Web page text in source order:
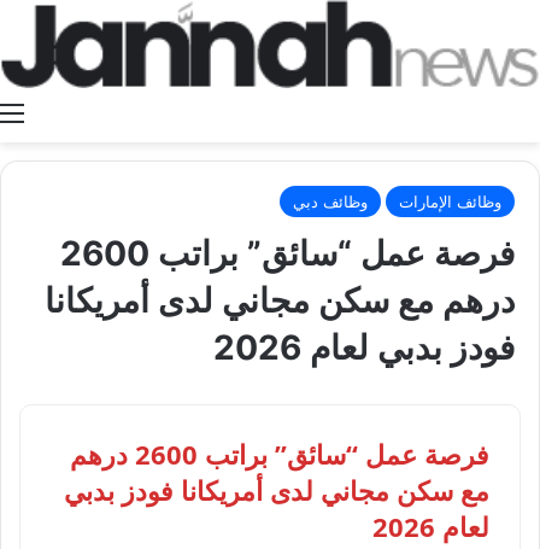
وظائف الإمارات وظائف دبي
فرصة عمل “سائق” براتب 2600
درهم مع سكن مجاني لدى أمريكانا
فودز بدبي لعام 2026
فرصة عمل “سائق” براتب 2600 درهم
مع سكن مجاني لدى أمريكانا فودز بدبي
لعام 2026